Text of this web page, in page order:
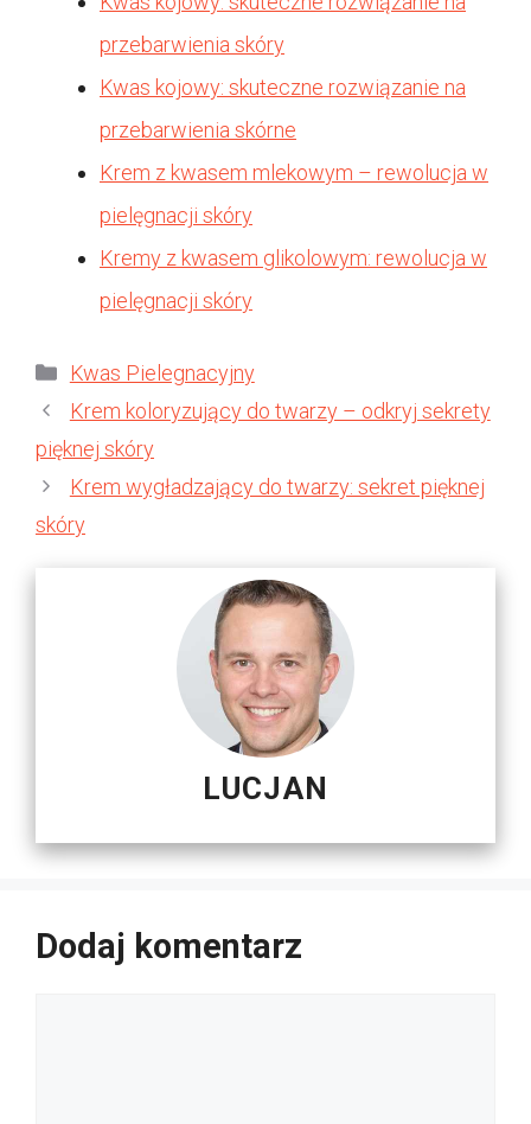
przebarwienia skóry
Kwas kojowy: skuteczne rozwiązanie na
przebarwienia skórne
Krem z kwasem mlekowym – rewolucja w
pielęgnacji skóry
Kremy z kwasem glikolowym: rewolucja w
pielęgnacji skóry
Kategorie
Kwas Pielegnacyjny
Krem koloryzujący do twarzy – odkryj sekrety
pięknej skóry
Krem wygładzający do twarzy: sekret pięknej
skóry
LUCJAN
Dodaj komentarz